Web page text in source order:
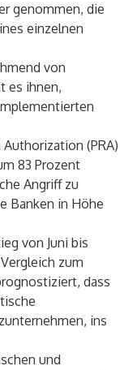
genommen, die
einzelnen
von
es ihnen,
(PRA)
83 Prozent
Angriff zu
Banken in Höhe
von Juni bis
zum
dass
ins
und